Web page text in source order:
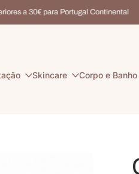
a 30€ para Portugal Continental
Skincare Corpo e Banho